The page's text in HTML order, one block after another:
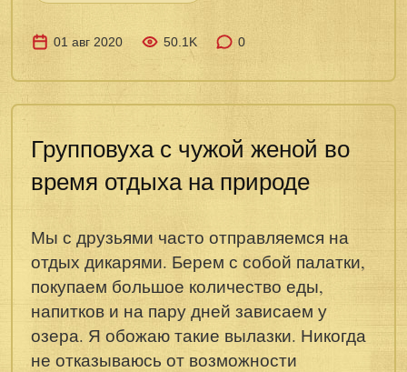
01 авг 2020 50.1K 0
Групповуха с чужой женой во
время отдыха на природе
Мы с друзьями часто отправляемся на
отдых дикарями. Берем с собой палатки,
покупаем большое количество еды,
напитков и на пару дней зависаем у
озера. Я обожаю такие вылазки. Никогда
не отказываюсь от возможности